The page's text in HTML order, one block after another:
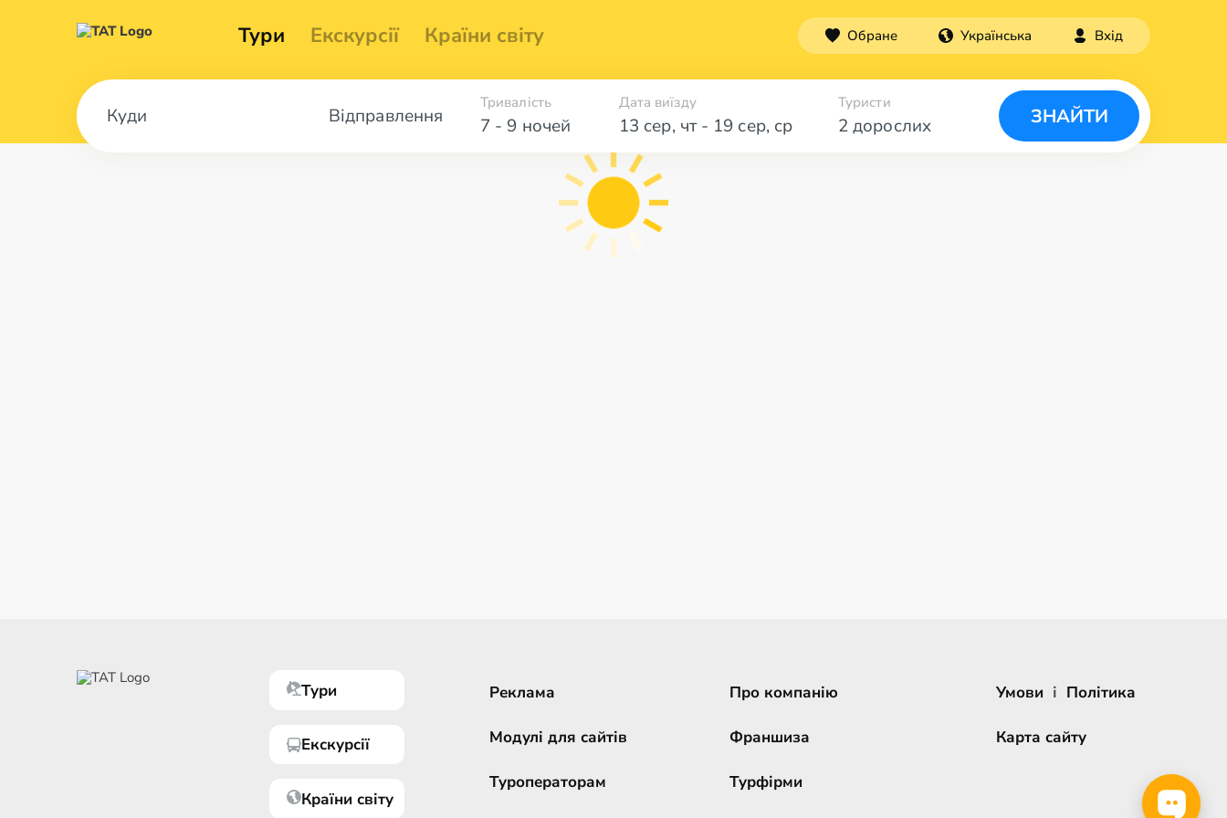
Тури Екскурсії Країни світу Обране Українська Вхід
Відправлення 7 - 9 ночей
Тривалість Дата виїзду
13 сер, чт- 19 сер, ср 2 дорослих
Туристи
ЗНАЙТИ
Тури
Екскурсії
Країни світу
Реклама
Модулі для сайтів
Туроператорам
Про компанію
Франшиза
Турфірми
Умови і Політика
Карта сайту